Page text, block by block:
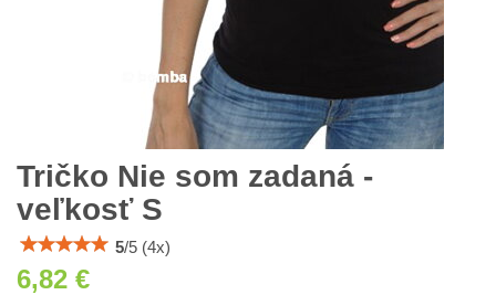
Tričko Nie som zadaná -
veľkosť S
5/5 (4x)
6,82 €